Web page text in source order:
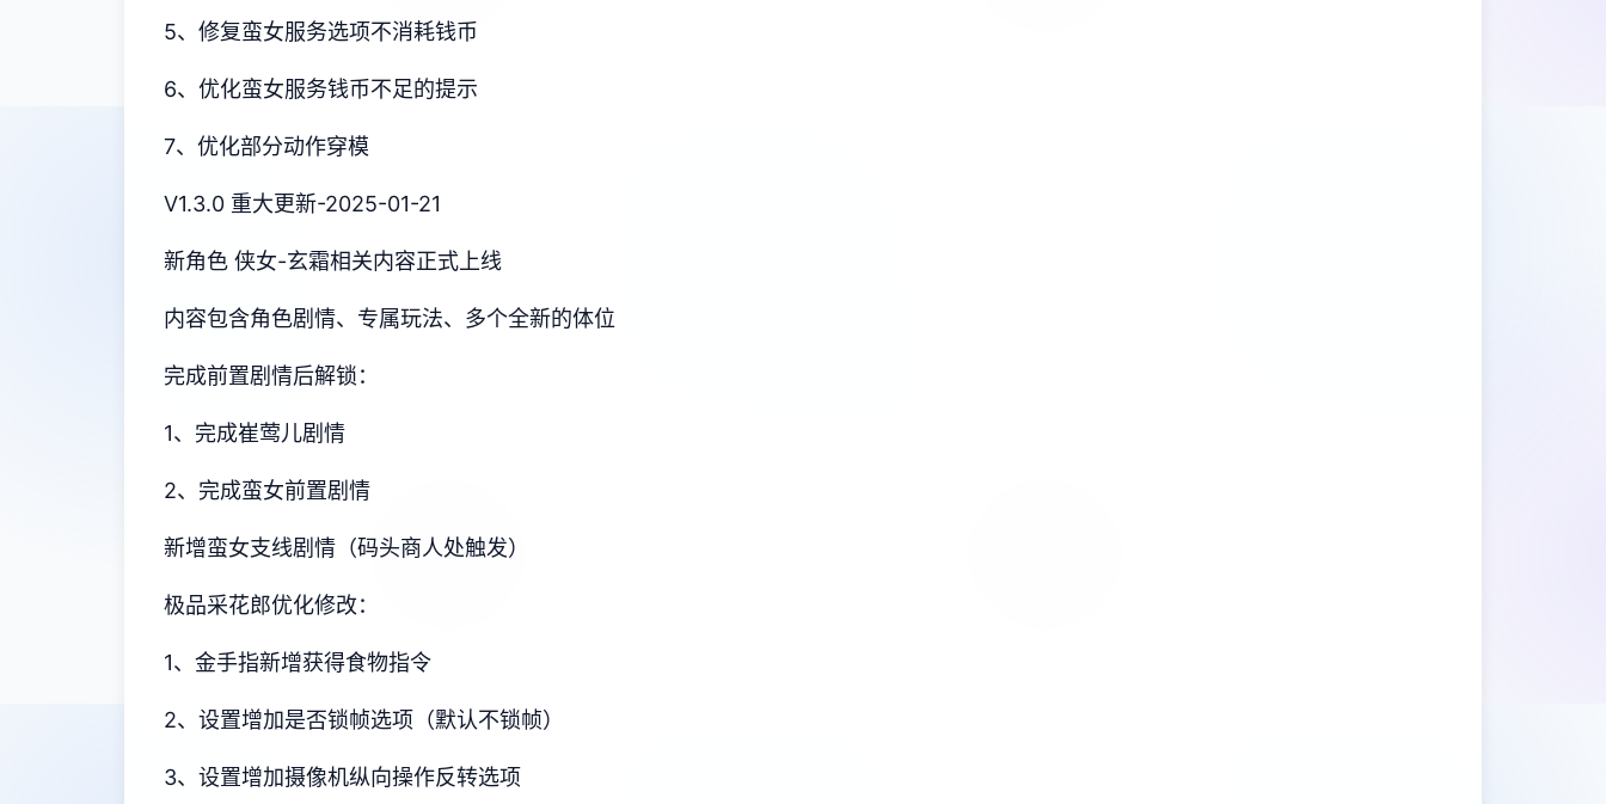
5、修复蛮女服务选项不消耗钱币
6、优化蛮女服务钱币不足的提示
7、优化部分动作穿模
V1.3.0 重大更新-2025-01-21
新角色 侠女-玄霜相关内容正式上线
内容包含角色剧情、专属玩法、多个全新的体位
完成前置剧情后解锁：
1、完成崔莺儿剧情
2、完成蛮女前置剧情
新增蛮女支线剧情（码头商人处触发）
极品采花郎优化修改：
1、金手指新增获得食物指令
2、设置增加是否锁帧选项（默认不锁帧）
3、设置增加摄像机纵向操作反转选项